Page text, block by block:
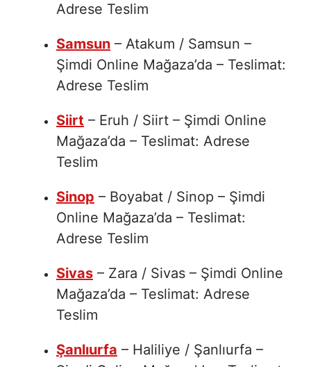
Adrese Teslim
Samsun – Atakum / Samsun –
Şimdi Online Mağaza’da – Teslimat:
Adrese Teslim
Siirt – Eruh / Siirt – Şimdi Online
Mağaza’da – Teslimat: Adrese
Teslim
Sinop – Boyabat / Sinop – Şimdi
Online Mağaza’da – Teslimat:
Adrese Teslim
Sivas – Zara / Sivas – Şimdi Online
Mağaza’da – Teslimat: Adrese
Teslim
Şanlıurfa – Haliliye / Şanlıurfa –